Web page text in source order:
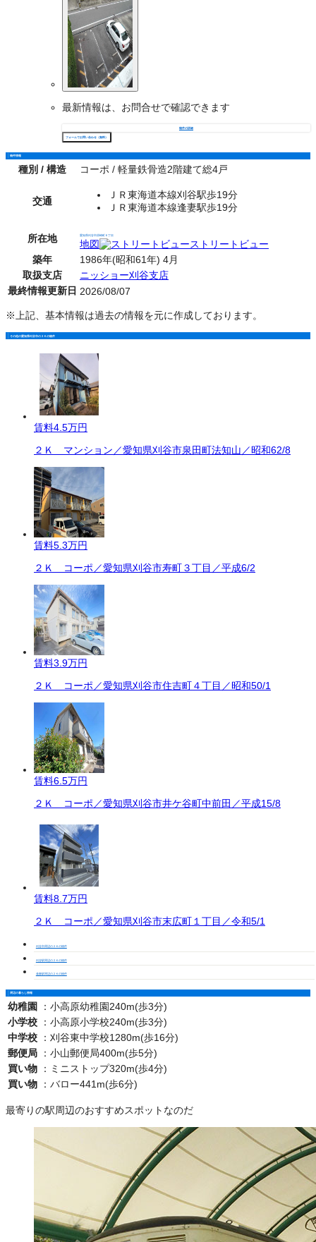
最新情報は、お問合せで確認できます
物件の詳細
フォームでお問い合わせ（無料）
物件情報
種別 / 構造 コーポ / 軽量鉄骨造2階建て総4戸
交通
ＪＲ東海道本線刈谷駅歩19分
ＪＲ東海道本線逢妻駅歩19分
所在地 愛知県刈谷市原崎町６丁目
地図
ストリートビュー
築年
1986年(昭和61年) 4月
取扱支店
ニッショー刈谷支店
最終情報更新日 2026/08/07
※上記、基本情報は過去の情報を元に作成しております。
その他の愛知県刈谷市の２Ｋの物件
賃料4.5万円
２Ｋ マンション／愛知県刈谷市泉田町法知山／昭和62/8
賃料5.3万円
２Ｋ コーポ／愛知県刈谷市寿町３丁目／平成6/2
賃料3.9万円
２Ｋ コーポ／愛知県刈谷市住吉町４丁目／昭和50/1
賃料6.5万円
２Ｋ コーポ／愛知県刈谷市井ケ谷町中前田／平成15/8
賃料8.7万円
２Ｋ コーポ／愛知県刈谷市末広町１丁目／令和5/1
刈谷市周辺の２Ｋの物件
刈谷駅周辺の２Ｋの物件
逢妻駅周辺の２Ｋの物件
周辺の暮らし情報
幼稚園 ： 小高原幼稚園240m(歩3分)
小学校
： 小高原小学校240m(歩3分)
中学校
： 刈谷東中学校1280m(歩16分)
郵便局
： 小山郵便局400m(歩5分)
買い物
： ミニストップ320m(歩4分)
買い物
： バロー441m(歩6分)
最寄りの駅周辺のおすすめスポットなのだ